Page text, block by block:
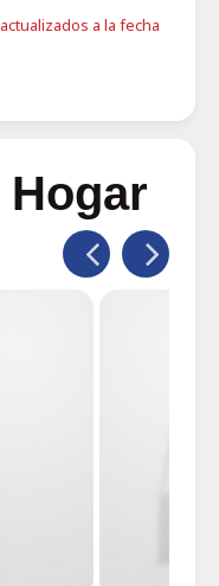
a la fecha
Hogar